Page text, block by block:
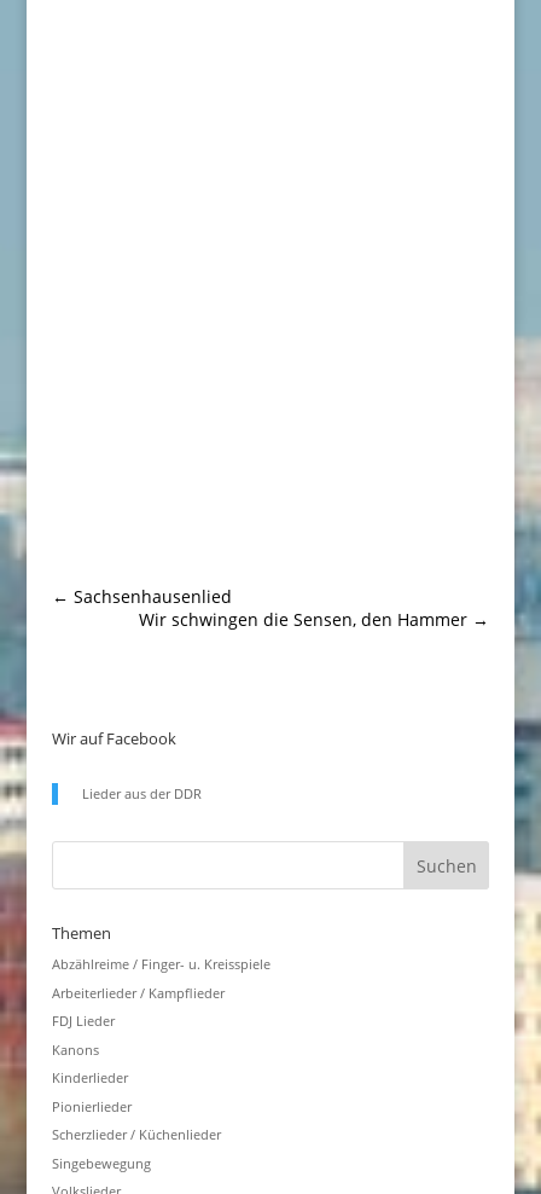
← Sachsenhausenlied
Wir schwingen die Sensen, den Hammer →
Wir auf Facebook
Lieder aus der DDR
Themen
Abzählreime / Finger- u. Kreisspiele
Arbeiterlieder / Kampflieder
FDJ Lieder
Kanons
Kinderlieder
Pionierlieder
Scherzlieder / Küchenlieder
Singebewegung